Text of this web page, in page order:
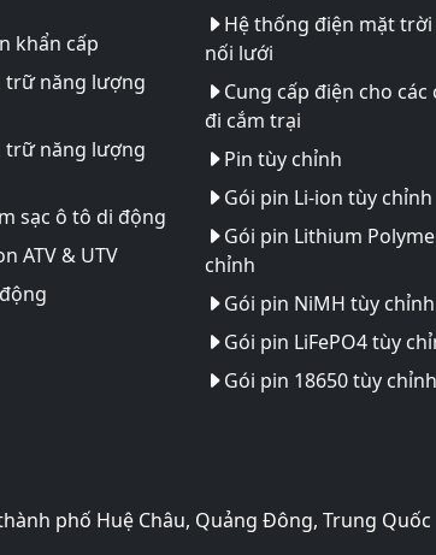
khẩn cấp
trữ năng lượng
trữ năng lượng
sạc ô tô di động
ATV & UTV
Hệ thống điện mặt
nối lưới
Cung cấp điện cho các
đi cắm trại
Pin tùy chỉnh
Gói pin Li-ion tùy chỉnh
Gói pin Lithium
chỉnh
Gói pin NiMH tùy chỉnh
Gói pin LiFePO4 tùy
Gói pin 18650 tùy chỉnh
phố Huệ Châu, Quảng Đông, Trung Quốc